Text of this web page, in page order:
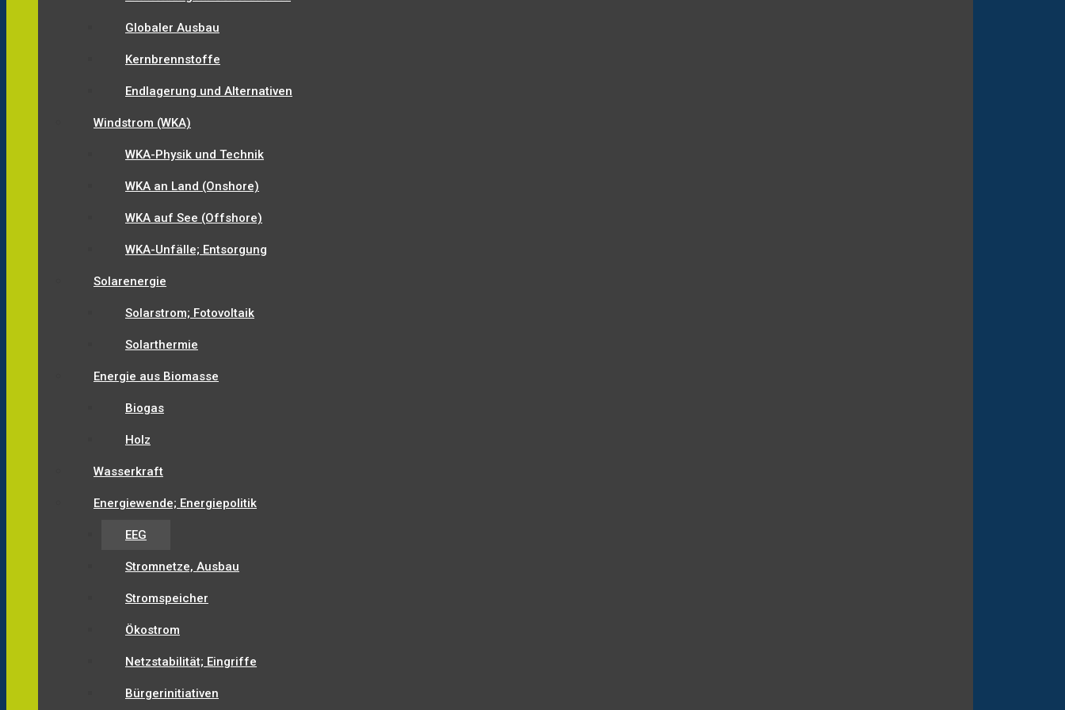
Globaler Ausbau
Kernbrennstoffe
Endlagerung und Alternativen
Windstrom (WKA)
WKA-Physik und Technik
WKA an Land (Onshore)
WKA auf See (Offshore)
WKA-Unfälle; Entsorgung
Solarenergie
Solarstrom; Fotovoltaik
Solarthermie
Energie aus Biomasse
Biogas
Holz
Wasserkraft
Energiewende; Energiepolitik
EEG
Stromnetze, Ausbau
Stromspeicher
Ökostrom
Netzstabilität; Eingriffe
Bürgerinitiativen